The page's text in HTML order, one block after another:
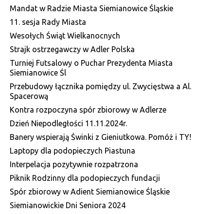
Mandat w Radzie Miasta Siemianowice Śląskie
11. sesja Rady Miasta
Wesołych Świąt Wielkanocnych
Strajk ostrzegawczy w Adler Polska
Turniej Futsalowy o Puchar Prezydenta Miasta
Siemianowice Śl
Przebudowy łącznika pomiędzy ul. Zwycięstwa a Al.
Spacerową
Kontra rozpoczyna spór zbiorowy w Adlerze
Dzień Niepodległości 11.11.2024r.
Banery wspierają Świnki z Gieniutkowa. Pomóż i TY!
Laptopy dla podopieczych Piastuna
Interpelacja pozytywnie rozpatrzona
Piknik Rodzinny dla podopieczych fundacji
Spór zbiorowy w Adient Siemianowice Śląskie
Siemianowickie Dni Seniora 2024